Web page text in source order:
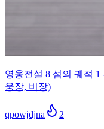
영웅전설 8 섬의 궤적
웅장, 비장)
qpowjdjna 2